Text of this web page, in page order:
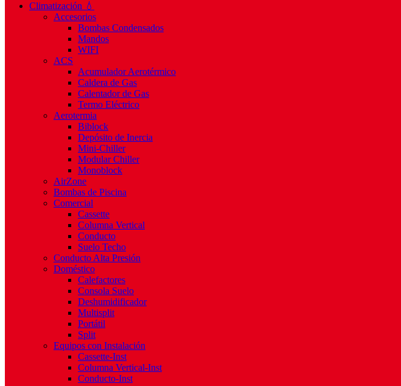
Climatización 💧
Accesorios
Bombas Condensados
Mandos
WIFI
ACS
Acumulador Aerotérmico
Caldera de Gas
Calentador de Gas
Termo Eléctrico
Aerotermia
Biblock
Depósito de Inercia
Mini-Chiller
Modular Chiller
Monoblock
AirZone
Bombas de Piscina
Comercial
Cassette
Columna Vertical
Conducto
Suelo Techo
Conducto Alta Presión
Doméstico
Calefactores
Consola Suelo
Deshumidificador
Multisplit
Portátil
Split
Equipos con Instalación
Cassette-Inst
Columna Vertical-Inst
Conducto-Inst